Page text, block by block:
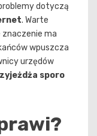
dotyczą
. Warte
znaczenie ma
wpuszcza
urzędów
sporo